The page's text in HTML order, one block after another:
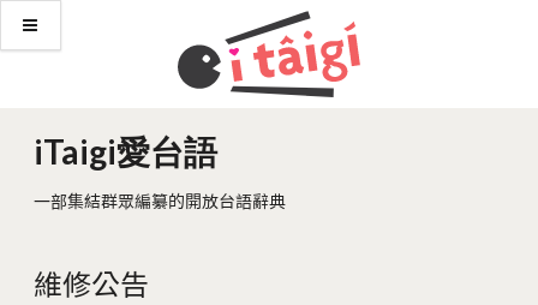
iTaigi愛台語
一部集結群眾編纂的開放台語辭典
維修公告